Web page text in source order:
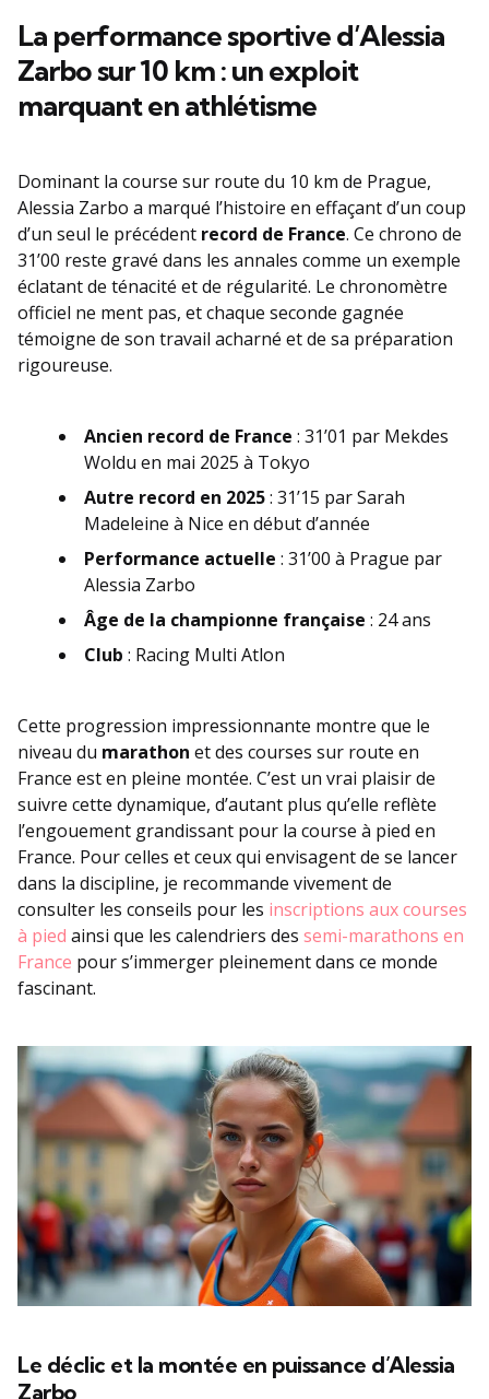
La performance sportive d’Alessia
Zarbo sur 10 km : un exploit
marquant en athlétisme
Dominant la course sur route du 10 km de Prague,
Alessia Zarbo a marqué l’histoire en effaçant d’un coup
d’un seul le précédent record de France. Ce chrono de
31’00 reste gravé dans les annales comme un exemple
éclatant de ténacité et de régularité. Le chronomètre
officiel ne ment pas, et chaque seconde gagnée
témoigne de son travail acharné et de sa préparation
rigoureuse.
Ancien record de France : 31’01 par Mekdes
Woldu en mai 2025 à Tokyo
Autre record en 2025: 31’15 par Sarah
Madeleine à Nice en début d’année
Performance actuelle : 31’00 à Prague par
Alessia Zarbo
Âge de la championne française : 24 ans
Club : Racing Multi Atlon
Cette progression impressionnante montre que le
niveau du marathon et des courses sur route en
France est en pleine montée. C’est un vrai plaisir de
suivre cette dynamique, d’autant plus qu’elle reflète
l’engouement grandissant pour la course à pied en
France. Pour celles et ceux qui envisagent de se lancer
dans la discipline, je recommande vivement de
consulter les conseils pour les inscriptions aux courses
à pied ainsi que les calendriers des semi-marathons en
France pour s’immerger pleinement dans ce monde
fascinant.
Le déclic et la montée en puissance d’Alessia
Zarbo